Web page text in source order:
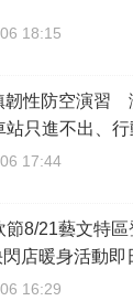
18:15
韌性防空演習
站只進不出、
17:44
節8/21藝文特
店暖身活動即
16:29